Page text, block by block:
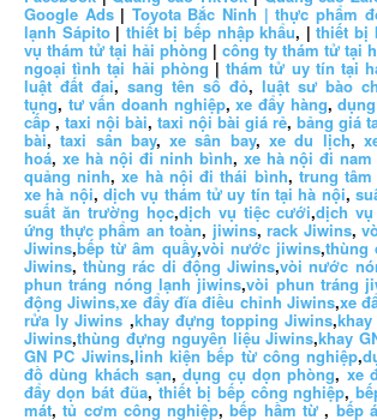
Google Ads| Toyota Bắc Ninh | thực phẩm
lạnh Sápito | thiết bị bếp nhập khẩu, |thiết bị
vụ thám tử tại hải phòng | công ty thám tử tại
ngoại tình tại hải phòng |thám tử uy tín tại
luật đất đai, sang tên sổ đỏ, luật sư bào
tụng, tư vấn doanh nghiệp,xe đẩy hàng,
cấp , taxi nội bài, taxi nội bài giá rẻ, bảng giá
bài,taxi sân bay,xe sân bay,xe du lịch,
hoá, xe hà nội đi ninh bình, xe hà nội đi
quảng ninh,xe hà nội đi thái bình, trung
xe hà nội,dịch vụ thám tử uy tín tại hà nội,
suất ăn trường học,dịch vụ tiệc cưới,dịch
ứng thực phẩm an toàn, jiwins, rack Jiwins,
Jiwins,bếp từ âm quầy,vòi nước jiwins,thùng
Jiwins,thùng rác di động Jiwins,vòi nước
phun tráng nóng lạnh jiwins,vòi phun tráng
động Jiwins,xe đẩy đĩa điều chỉnh Jiwins,xe
rửa ly Jiwins ,khay đựng topping Jiwins,
Jiwins,thùng đựng nguyên liệu Jiwins,khay
GN PC Jiwins,linh kiện bếp từ công nghiệp,
đồ dùng khách sạn,dụng cụ dọn phòng, xe
đẩy dọn bát đũa, thiết bị bếp công nghiệp,
mát,tủ cơm công nghiệp,bếp hầm từ , bếp